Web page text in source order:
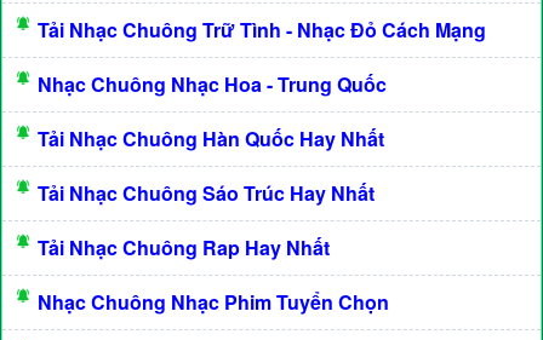
Tải Nhạc Chuông Trữ Tình - Nhạc Đỏ Cách Mạng
Nhạc Chuông Nhạc Hoa - Trung Quốc
Tải Nhạc Chuông Hàn Quốc Hay Nhất
Tải Nhạc Chuông Sáo Trúc Hay Nhất
Tải Nhạc Chuông Rap Hay Nhất
Nhạc Chuông Nhạc Phim Tuyển Chọn